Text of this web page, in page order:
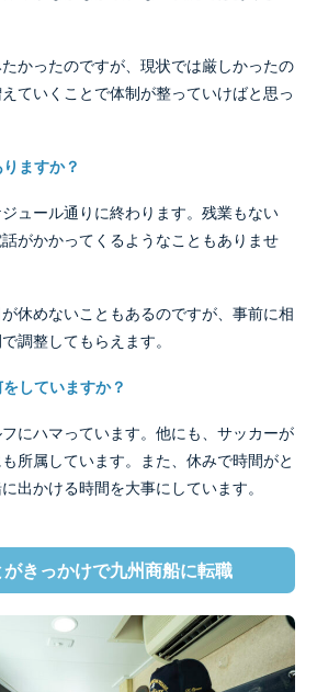
かったのですが、現状では厳しかったの
ていくことで体制が整っていけばと思っ
ますか？
ュール通りに終わります。残業もない
がかかってくるようなこともありませ
休めないこともあるのですが、事前に相
調整してもらえます。
していますか？
にハマっています。他にも、サッカーが
所属しています。また、休みで時間がと
出かける時間を大事にしています。
きっかけで九州商船に転職